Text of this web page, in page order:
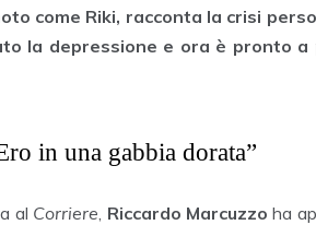
come Riki, racconta la crisi
la depressione e ora è pronto
in una gabbia dorata”
al Corriere Riccardo Marcuzzo ha